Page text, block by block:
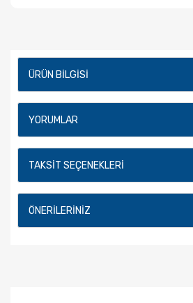
ÜRÜN BILGISI
YORUMLAR
TAKSIT SEÇENEKLERI
ÖNERILERINIZ